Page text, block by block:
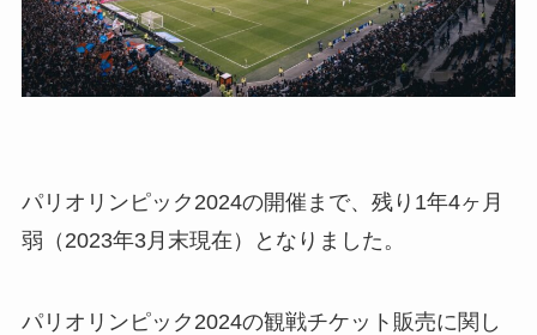
パリオリンピック2024の開催まで、残り1年4ヶ月
弱（2023年3月末現在）となりました。
パリオリンピック2024の観戦チケット販売に関し